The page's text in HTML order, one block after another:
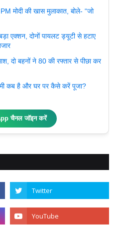
मोदी की खास मुलाकात, बोले- “जो
एक्शन, दोनों पायलट ड्यूटी से हटाए
दो बहनों ने 80 की रफ्तार से पीछा कर
कब है और घर पर कैसे करें पूजा?
चैनल जॉइन करें